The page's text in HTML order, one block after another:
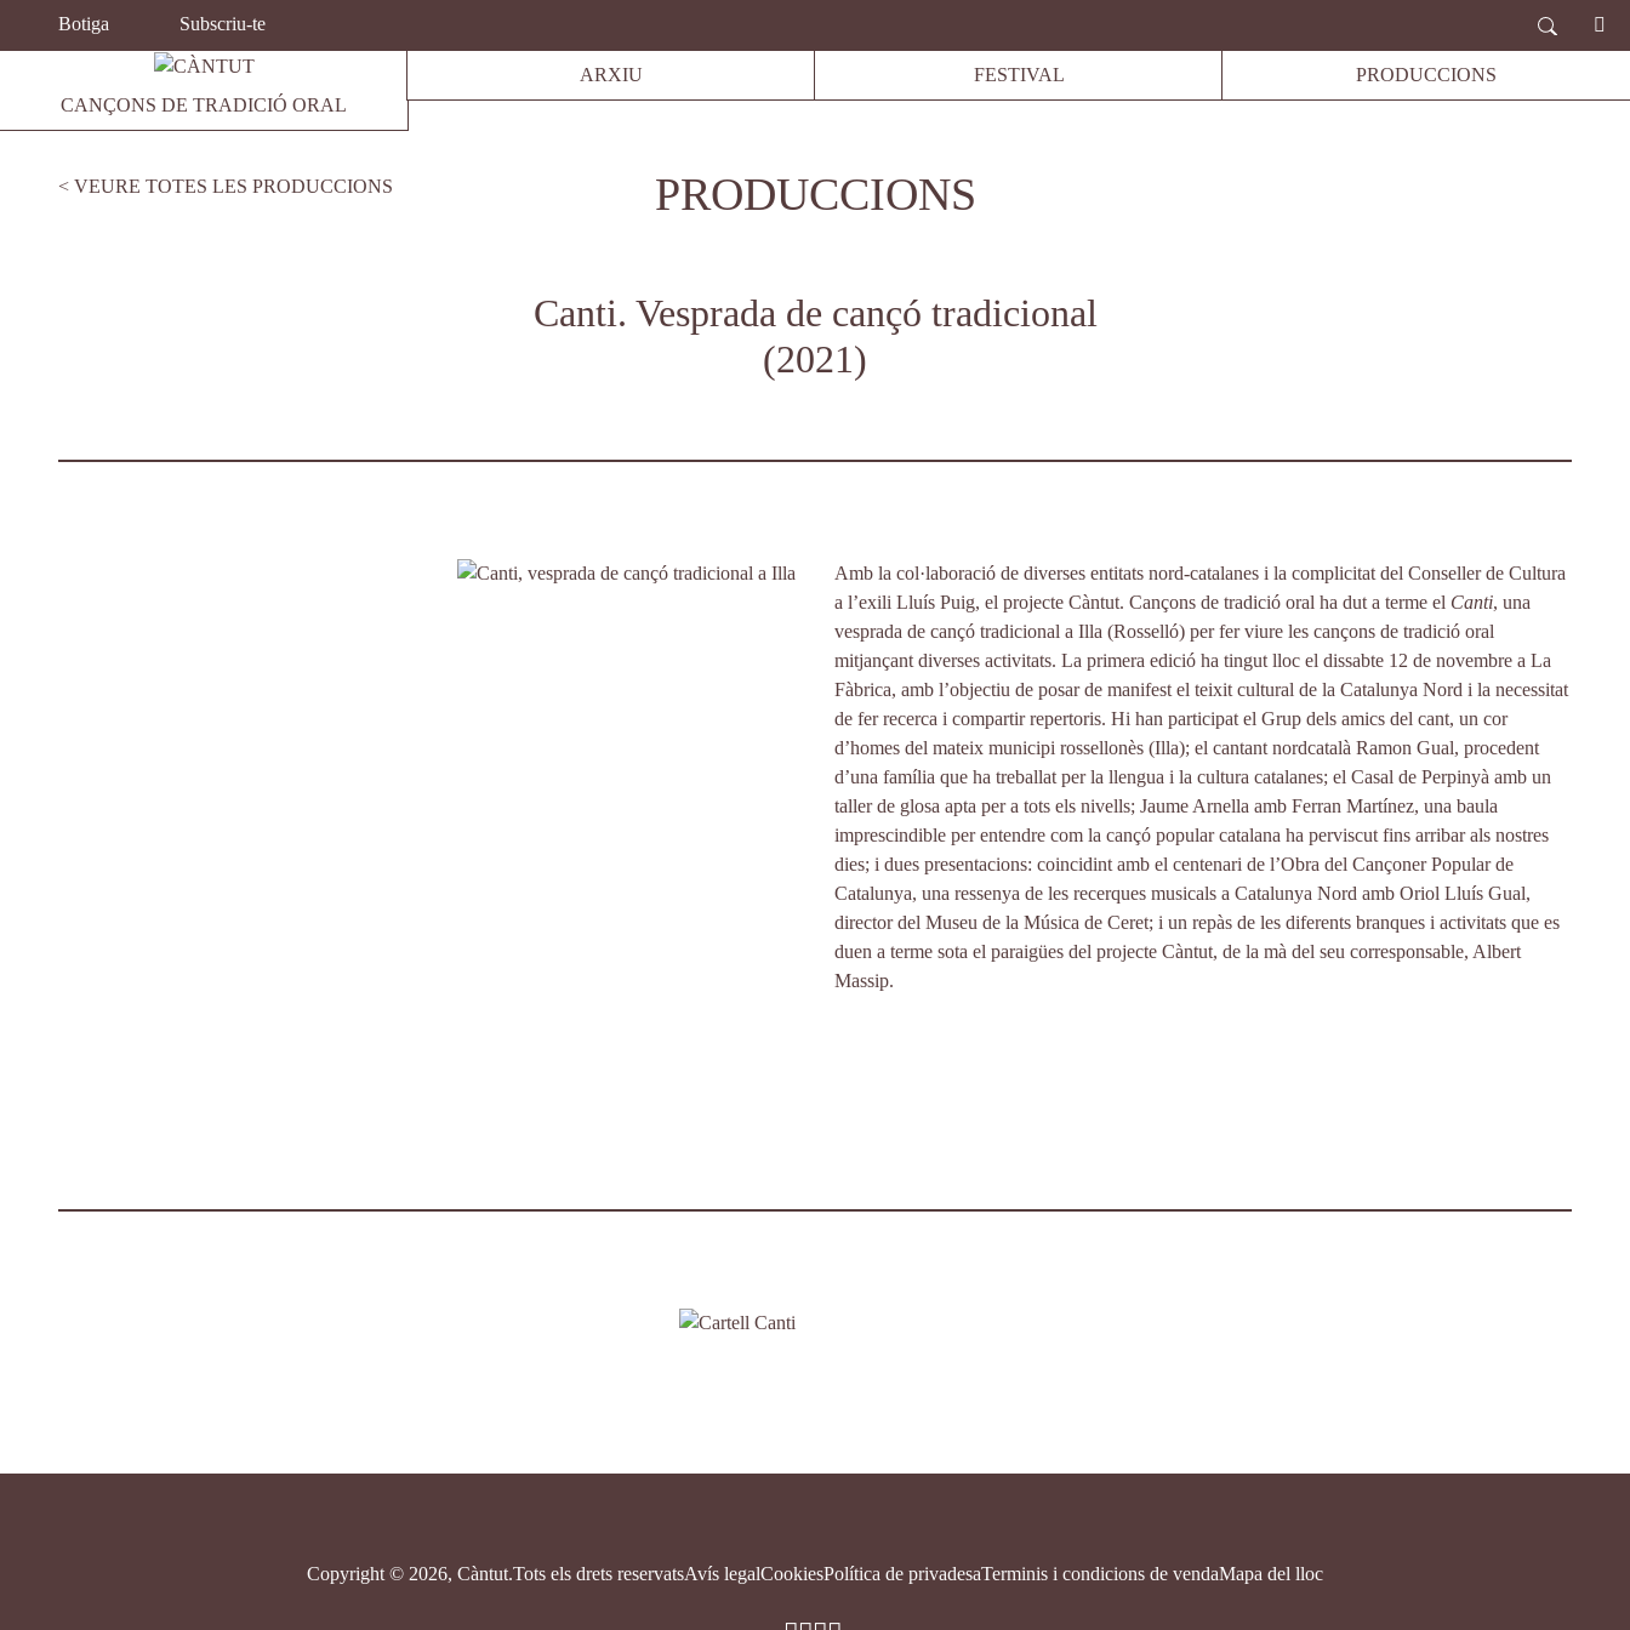
Vés al contingutTOPBAR MENU
Botiga Subscriu-te
CANÇONS DE TRADICIÓ ORAL
ARXIU FESTIVAL PRODUCCIONS
PRODUCCIONS
VEURE TOTES LES PRODUCCIONS
Canti. Vesprada de cançó tradicional
2021
Amb la col·laboració de diverses entitats nord-catalanes i la complicitat del Conseller de Cultura
a l’exili Lluís Puig, el projecte Càntut. Cançons de tradició oral ha dut a terme el Canti, una
vesprada de cançó tradicional a Illa (Rosselló) per fer viure les cançons de tradició oral
mitjançant diverses activitats. La primera edició ha tingut lloc el dissabte 12 de novembre a La
Fàbrica, amb l’objectiu de posar de manifest el teixit cultural de la Catalunya Nord i la necessitat
de fer recerca i compartir repertoris. Hi han participat el Grup dels amics del cant, un cor
d’homes del mateix municipi rossellonès (Illa); el cantant nordcatalà Ramon Gual, procedent
d’una família que ha treballat per la llengua i la cultura catalanes; el Casal de Perpinyà amb un
taller de glosa apta per a tots els nivells; Jaume Arnella amb Ferran Martínez, una baula
imprescindible per entendre com la cançó popular catalana ha perviscut fins arribar als nostres
dies; i dues presentacions: coincidint amb el centenari de l’Obra del Cançoner Popular de
Catalunya, una ressenya de les recerques musicals a Catalunya Nord amb Oriol Lluís Gual,
director del Museu de la Música de Ceret; i un repàs de les diferents branques i activitats que es
duen a terme sota el paraigües del projecte Càntut, de la mà del seu corresponsable, Albert
Massip.
Copyright © 2026, Càntut.Tots els drets reservatsAvís legalCookiesPolítica de privadesaTerminis i condicions de vendaMapa del lloc